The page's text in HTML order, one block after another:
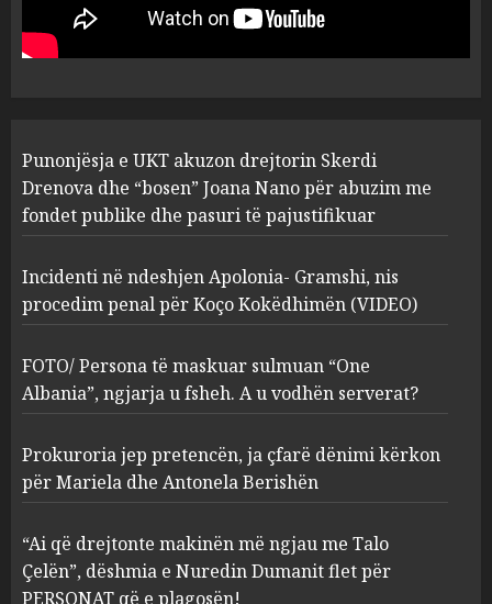
1
“bosen” Joana Nano për
abuzim me fondet publike dhe
pasuri të pajustifikuar
2
Apolonia- Gramshi, nis
procedim penal për Koço
Kokëdhimën (VIDEO)
MARCH 27, 2025
3
FOTO/ Persona të maskuar
sulmuan “One Albania”,
ngjarja u fsheh. A u vodhën
serverat?
MARCH 25, 2025
4
Prokuroria jep pretencën, ja
çfarë dënimi kërkon për
Berishën
MARCH 25, 2025
Punonjësja e UKT akuzon drejtorin Skerdi
Drenova dhe “bosen” Joana Nano për abuzim me
fondet publike dhe pasuri të pajustifikuar
Incidenti në ndeshjen Apolonia- Gramshi, nis
procedim penal për Koço Kokëdhimën (VIDEO)
FOTO/ Persona të maskuar sulmuan “One
Albania”, ngjarja u fsheh. A u vodhën serverat?
Prokuroria jep pretencën, ja çfarë dënimi kërkon
për Mariela dhe Antonela Berishën
“Ai që drejtonte makinën më ngjau me Talo
Çelën”, dëshmia e Nuredin Dumanit flet për
PERSONAT që e plagosën!